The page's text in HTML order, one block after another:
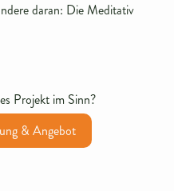
daran: Die Meditativ
Projekt im Sinn?
& Angebot